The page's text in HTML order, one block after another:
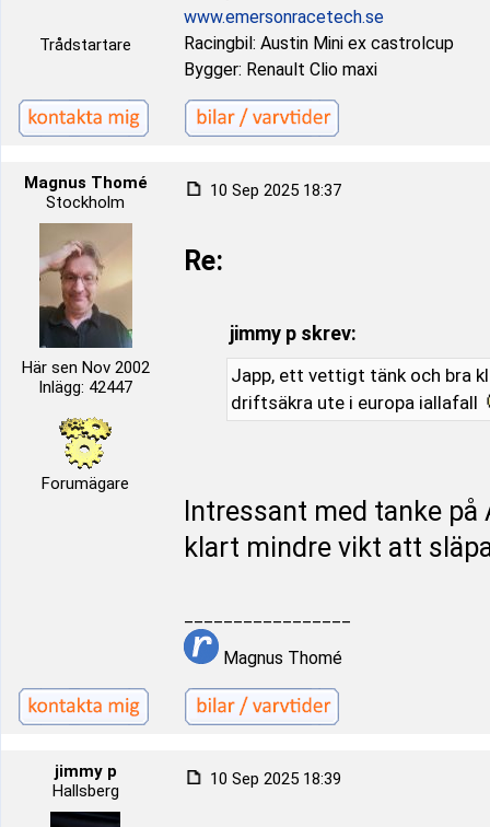
Trådstartare
www.emersonracetech.se
Racingbil: Austin Mini ex castrolcup
Bygger: Renault Clio maxi
Magnus Thomé
Stockholm
Här sen Nov 2002
Inlägg: 42447
Forumägare
10 Sep 2025 18:37
Re:
jimmy p skrev:
Japp, ett vettigt tänk och bra
driftsäkra ute i europa iallafall
Intressant med tanke
klart mindre vikt att
Magnus Thomé
jimmy p
Hallsberg
10 Sep 2025 18:39